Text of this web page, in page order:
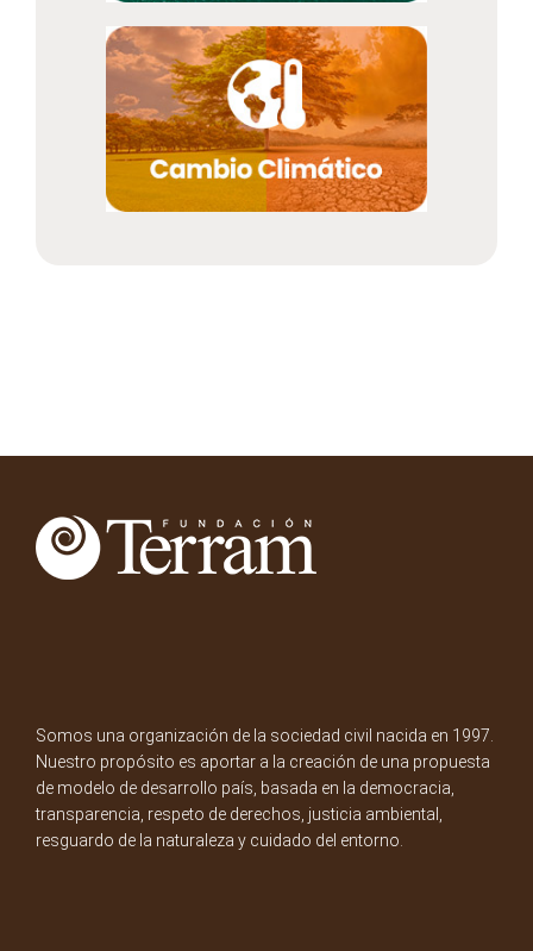
Somos una organización de la sociedad civil nacida en 1997.
Nuestro propósito es aportar a la creación de una propuesta
de modelo de desarrollo país, basada en la democracia,
transparencia, respeto de derechos, justicia ambiental,
resguardo de la naturaleza y cuidado del entorno.